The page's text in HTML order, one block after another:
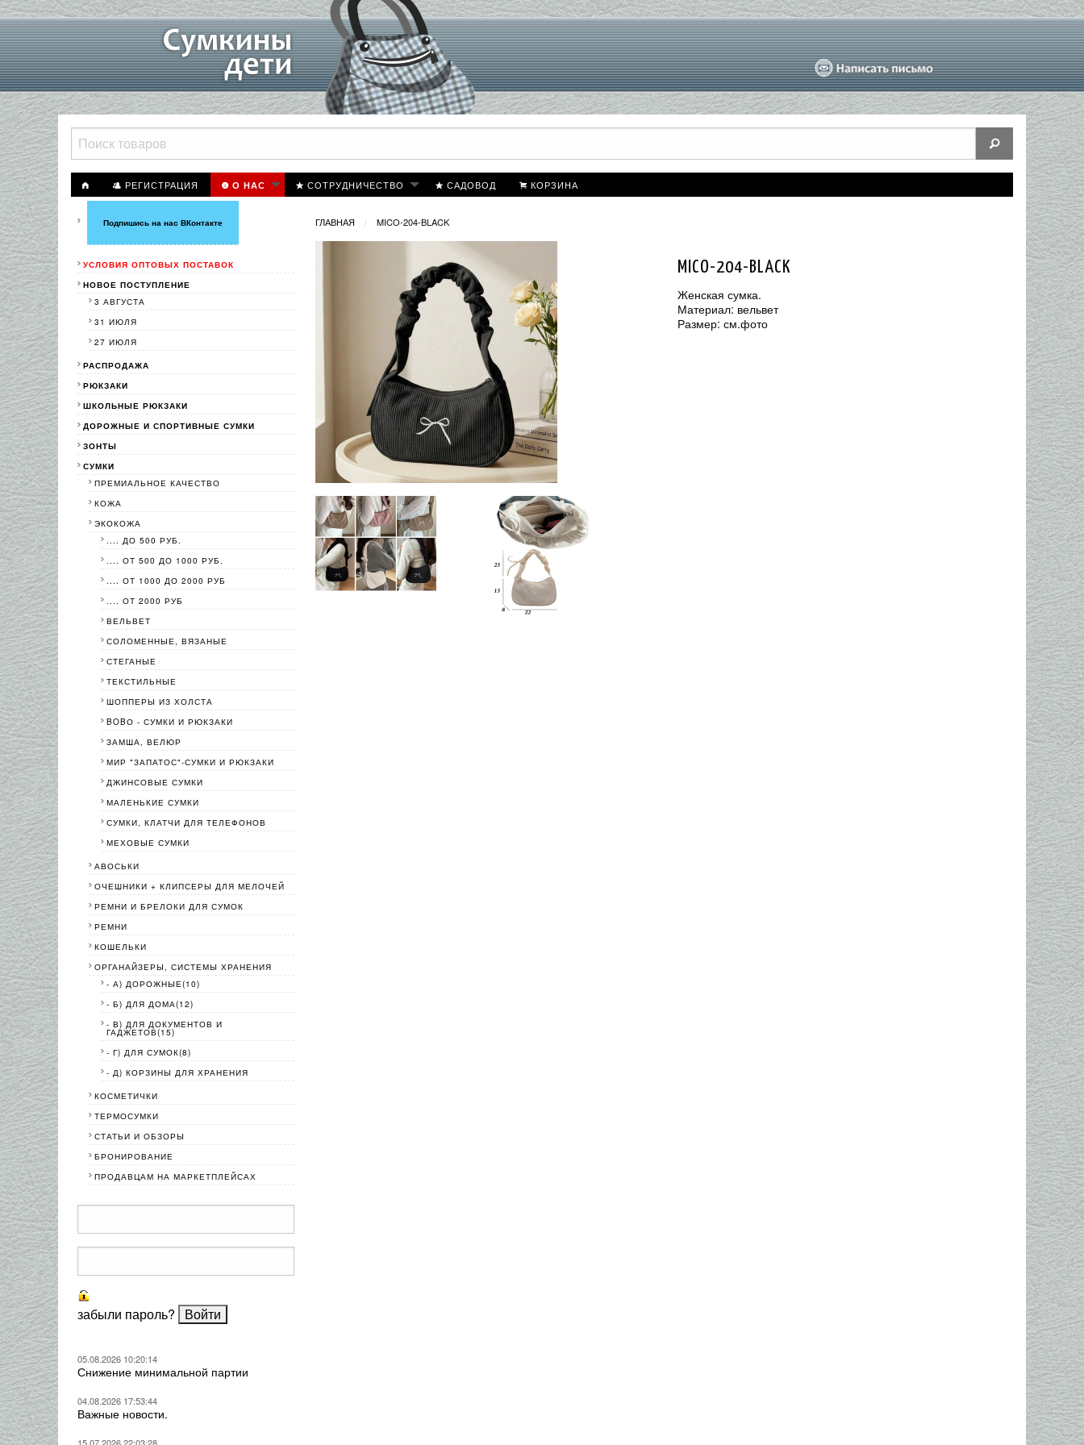
РЕГИСТРАЦИЯ О НАС СОТРУДНИЧЕСТВО САДОВОД КОРЗИНА
ГЛАВНАЯ MICO-204-BLACK
MICO-204-BLACK
Женская сумка.
Материал: вельвет
Размер: см.фото
Подпишись на нас ВКонтакте
УСЛОВИЯ ОПТОВЫХ ПОСТАВОК
НОВОЕ ПОСТУПЛЕНИЕ
3 АВГУСТА
31 ИЮЛЯ
27 ИЮЛЯ
РАСПРОДАЖА
РЮКЗАКИ
ШКОЛЬНЫЕ РЮКЗАКИ
ДОРОЖНЫЕ И СПОРТИВНЫЕ СУМКИ
ЗОНТЫ
СУМКИ
ПРЕМИАЛЬНОЕ КАЧЕСТВО
КОЖА
ЭКОКОЖА
.... ДО 500 РУБ.
.... ОТ 500 ДО 1000 РУБ.
.... ОТ 1000 ДО 2000 РУБ
.... ОТ 2000 РУБ
ВЕЛЬВЕТ
СОЛОМЕННЫЕ, ВЯЗАНЫЕ
СТЕГАНЫЕ
ТЕКСТИЛЬНЫЕ
ШОППЕРЫ ИЗ ХОЛСТА
BOBО - СУМКИ И РЮКЗАКИ
ЗАМША, ВЕЛЮР
МИР "ЗАПАТОС"-СУМКИ И РЮКЗАКИ
ДЖИНСОВЫЕ СУМКИ
МАЛЕНЬКИЕ СУМКИ
СУМКИ, КЛАТЧИ ДЛЯ ТЕЛЕФОНОВ
МЕХОВЫЕ СУМКИ
АВОСЬКИ
ОЧЕШНИКИ + КЛИПСЕРЫ ДЛЯ МЕЛОЧЕЙ
РЕМНИ И БРЕЛОКИ ДЛЯ СУМОК
РЕМНИ
КОШЕЛЬКИ
ОРГАНАЙЗЕРЫ, СИСТЕМЫ ХРАНЕНИЯ
- А) ДОРОЖНЫЕ(10)
- Б) ДЛЯ ДОМА(12)
- В) ДЛЯ ДОКУМЕНТОВ И
ГАДЖЕТОВ(15)
- Г) ДЛЯ СУМОК(8)
- Д) КОРЗИНЫ ДЛЯ ХРАНЕНИЯ
КОСМЕТИЧКИ
ТЕРМОСУМКИ
СТАТЬИ И ОБЗОРЫ
БРОНИРОВАНИЕ
ПРОДАВЦАМ НА МАРКЕТПЛЕЙСАХ
забыли пароль?
05.08.2026 10:20:14
Снижение минимальной партии
04.08.2026 17:53:44
Важные новости.
15.07.2026 22:03:28